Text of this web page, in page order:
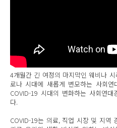
4개월간 긴 여정의 마지막인 웨비나
로나 시대에 새롭게 변모하는 사회연
COVID-19 시대의 변화하는 사회연
다.
COVID-19는 의료, 직업 시장 및 지역